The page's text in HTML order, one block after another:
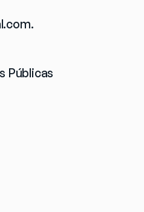
.
Públicas